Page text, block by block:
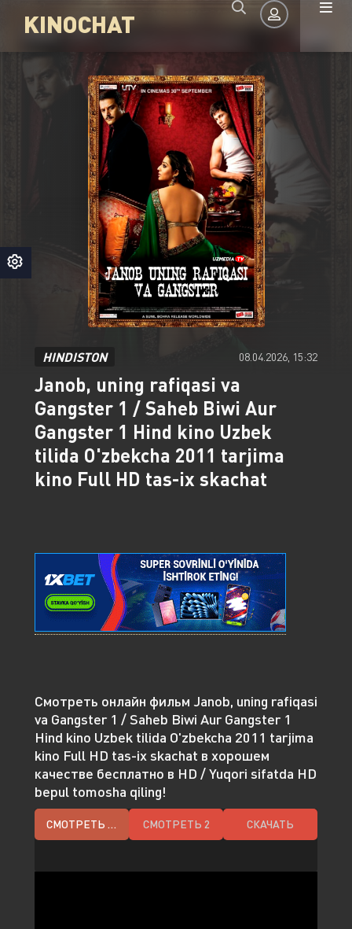
KINOCHAT
Авторизация
HINDISTON 08.04.2026, 15:32
Janob, uning rafiqasi va
Gangster 1 / Saheb Biwi Aur
Gangster 1 Hind kino Uzbek
tilida O'zbekcha 2011 tarjima
kino Full HD tas-ix skachat
Смотреть онлайн фильм Janob, uning rafiqasi
va Gangster 1 / Saheb Biwi Aur Gangster 1
Hind kino Uzbek tilida O'zbekcha 2011 tarjima
kino Full HD tas-ix skachat в хорошем
качестве бесплатно в HD / Yuqori sifatda HD
bepul tomosha qiling!
СМОТРЕТЬ HD СМОТРЕТЬ 2 СКАЧАТЬ